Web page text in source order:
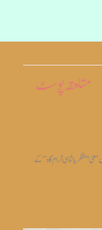
متلعقہ پوسٹ
"لشکریا شاہی آرام گاہ” کے